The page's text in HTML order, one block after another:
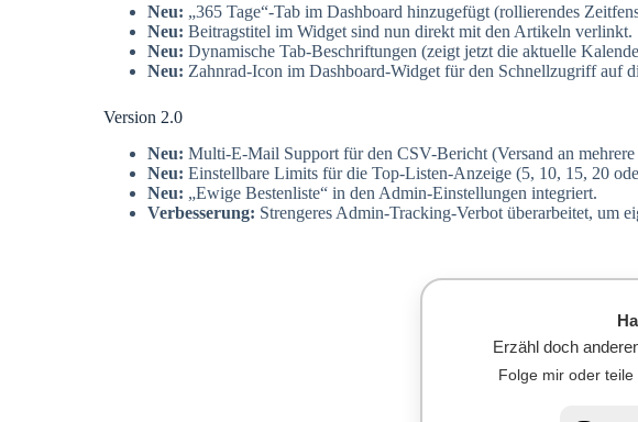
Neu: „365 Tage“-Tab im Dashboard hinzugefügt (rollierendes
Neu: Beitragstitel im Widget sind nun direkt mit den Artikeln verlinkt.
Neu: Dynamische Tab-Beschriftungen (zeigt jetzt die aktuelle
Neu: Zahnrad-Icon im Dashboard-Widget für den Schnellzugriff auf
Version 2.0
Neu: Multi-E-Mail Support für den CSV-Bericht (Versand an
Neu: Einstellbare Limits für die Top-Listen-Anzeige (5, 10, 15, 20
Neu: „Ewige Bestenliste“ in den Admin-Einstellungen integriert.
Verbesserung: Strengeres Admin-Tracking-Verbot überarbeitet, um
Erzähl doch
Folge mir oder teile